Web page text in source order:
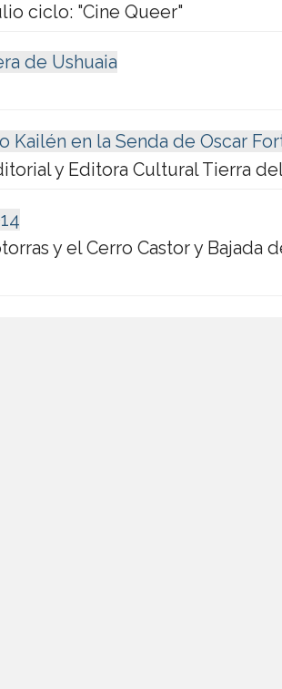
ciclo: "Cine Queer"
de Ushuaia
Kailén en la Senda de Oscar
y Editora Cultural Tierra
y el Cerro Castor y Bajada